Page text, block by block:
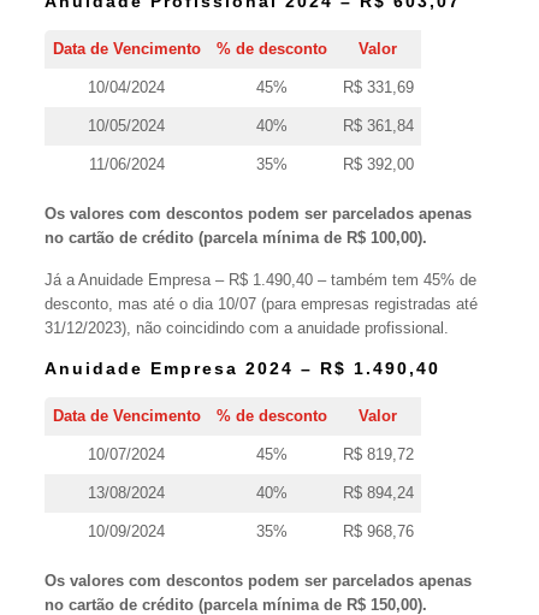
Data de Vencimento % de desconto Valor
10/04/2024 45% R$ 331,69
10/05/2024 40% R$ 361,84
11/06/2024 35% R$ 392,00
Os valores com descontos podem ser parcelados apenas
no cartão de crédito (parcela mínima de R$ 100,00).
Já a Anuidade Empresa – R$ 1.490,40 – também tem 45% de
desconto, mas até o dia 10/07 (para empresas registradas até
31/12/2023), não coincidindo com a anuidade profissional.
Anuidade Empresa 2024 – R$ 1.490,40
Data de Vencimento % de desconto Valor
10/07/2024 45% R$ 819,72
13/08/2024 40% R$ 894,24
10/09/2024 35% R$ 968,76
Os valores com descontos podem ser parcelados apenas
no cartão de crédito (parcela mínima de R$ 150,00).